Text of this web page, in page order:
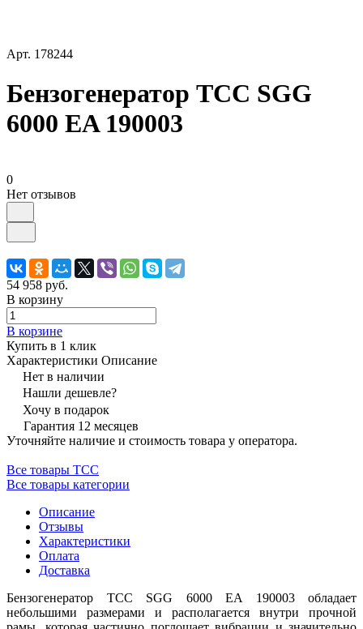
Арт. 178244
Бензогенератор ТСС SGG
6000 EA 190003
0
Нет отзывов
54 958 руб.
В корзину
В корзине
Купить в 1 клик
Характеристики Описание
Нет в наличии
Нашли дешевле?
Хочу в подарок
Гарантия 12 месяцев
Уточняйте наличие и стоимость товара у оператора.
Все товары ТСС
Все товары категории
Описание
Отзывы
Характеристики
Оплата
Доставка
Бензогенератор ТСС SGG 6000 EA 190003 обладает
небольшими размерами и располагается внутри прочной